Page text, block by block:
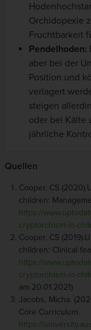
Orchidopexie
Fruchtbarkeit
Pendelhoden:
aber bei der
Position und
verlagert
steigen
oder bei Kälte
jährliche
Quellen
Cooper, CS
children:
https://
cryptorchism-in-
Cooper, CS
children: Clinical
https://
cryptorchism-in-
am 20.01.2021)
Jacobs, Micha.
Core Curriculum.
https://